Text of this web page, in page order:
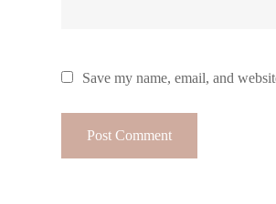
Save my name, email, and